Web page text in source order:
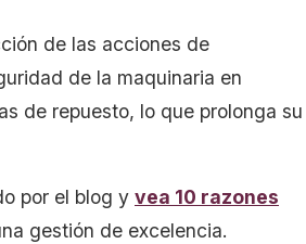
de las acciones de
de la maquinaria en
de repuesto, lo que prolonga su
por el blog y vea 10 razones
gestión de excelencia.